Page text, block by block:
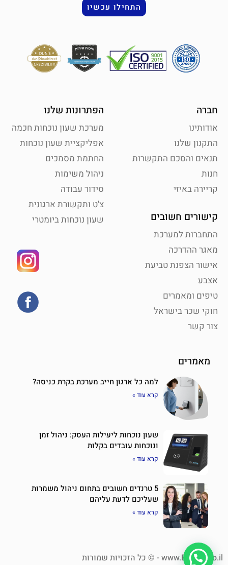
התחילו עכשיו
חברה
אודותינו
התקנון שלנו
תנאים והסכם התקשרות
חנות
קריירה באיזי
קישורים חשובים
התחברות למערכת
מאגר ההדרכה
אישור הצפנת טביעת
אצבע
טיפים ומאמרים
חוקי שכר בישראל
צור קשר
הפתרונות שלנו
מערכת שעון נוכחות חכמה
אפליקציית שעון נוכחות
החתמת מסמכים
ניהול משימות
סידור עבודה
צ'ט ותקשורת ארגונית
שעון נוכחות ביומטרי
מאמרים
למה כל ארגון חייב מערכת בקרת כניסה?
קרא עוד »
שעון נוכחות ליעילות העסק: ניהול זמן
ונוכחות עובדים בקלות
קרא עוד »
5 טרנדים חשובים בתחום ניהול משמרות
שעליכם לדעת עליהם
קרא עוד »
www.Eztime.co.il - © כל הזכויות שמורות